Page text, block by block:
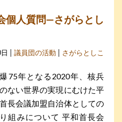
個人質問―さがらとし
| 議員団の活動 さがらとしこ
75年となる2020年、核兵
ない世界の実現にむけた平
長会議加盟自治体としての
組みについて 平和首長会